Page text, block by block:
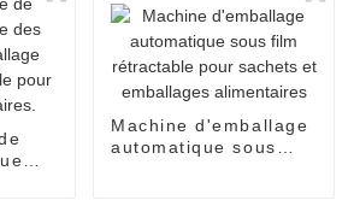
Machine d'emballage
automatique sous